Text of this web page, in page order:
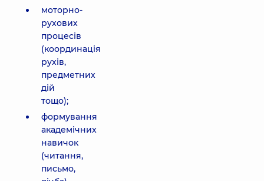
моторно-
рухових
процесів
(координація
рухів,
предметних
дій
тощо);
формування
академічних
навичок
(читання,
письмо,